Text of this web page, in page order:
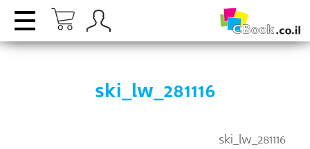
ski_lw_281116
ski_lw_281116